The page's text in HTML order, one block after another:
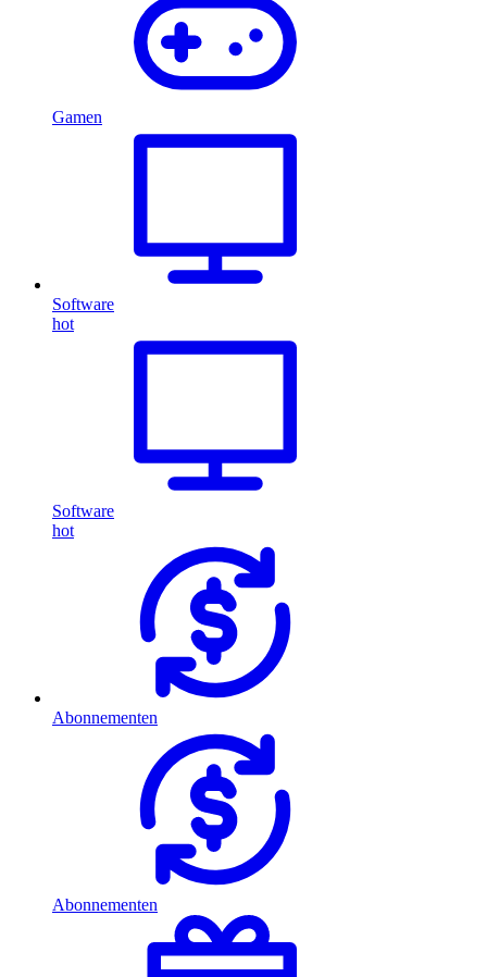
Gamen
Software
hot
Software
hot
Abonnementen
Abonnementen